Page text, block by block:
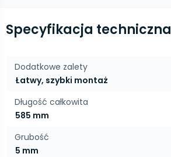
Specyfikacja techniczna
Dodatkowe zalety
Łatwy, szybki montaż
Długość całkowita
585 mm
Grubość
5 mm